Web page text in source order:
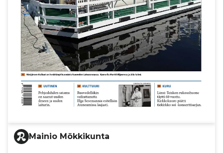
Mainio Mökkikunta